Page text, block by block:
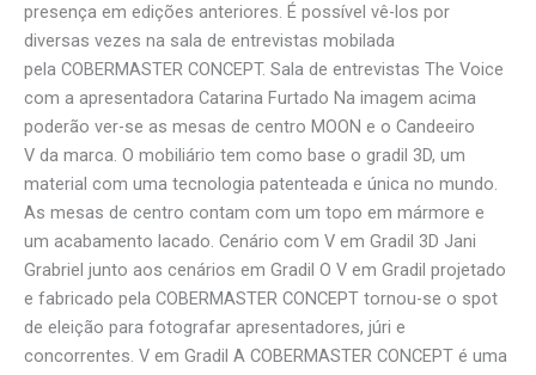
presença em edições anteriores. É possível vê-los por
diversas vezes na sala de entrevistas mobilada
pela COBERMASTER CONCEPT. Sala de entrevistas The Voice
com a apresentadora Catarina Furtado Na imagem acima
poderão ver-se as mesas de centro MOON e o Candeeiro
V da marca. O mobiliário tem como base o gradil 3D, um
material com uma tecnologia patenteada e única no mundo.
As mesas de centro contam com um topo em mármore e
um acabamento lacado. Cenário com V em Gradil 3D Jani
Grabriel junto aos cenários em Gradil O V em Gradil projetado
e fabricado pela COBERMASTER CONCEPT tornou-se o spot
de eleição para fotografar apresentadores, júri e
concorrentes. V em Gradil A COBERMASTER CONCEPT é uma